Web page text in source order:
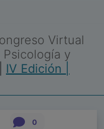
Virtual
y
IV Edición |
0